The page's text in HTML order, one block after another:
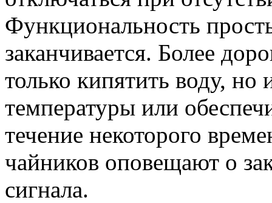
Функциональность
заканчивается. Более
только кипятить воду, но
температуры или
течение некоторого
чайников оповещают о
сигнала.